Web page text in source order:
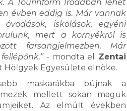
A Tourinform Irodában lehet
évben eddig is. Már vannak
óvodások, iskolások, egyéni
mert a környékről is
farsangjelmezben. Már
- mondta el Zentai
Hölgyek Egyesülete elnöke.
maskarákba bújnak a
mellett sokan maguk
Az elmúlt években